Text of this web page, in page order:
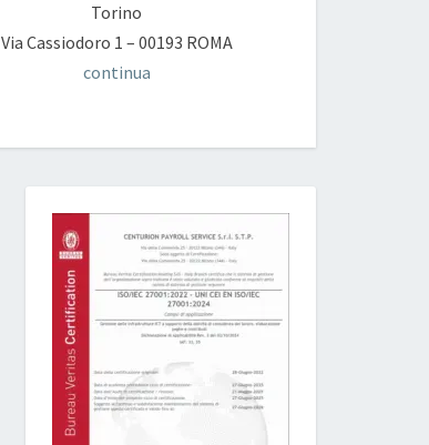
Torino
Via Cassiodoro 1 – 00193 ROMA
continua